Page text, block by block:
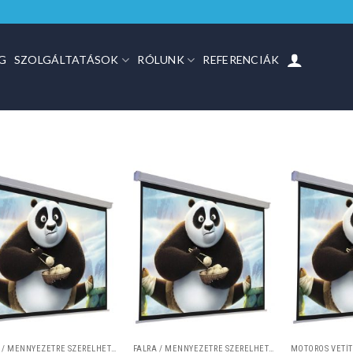
SZOLGÁLTATÁSOK RÓLUNK REFERENCIÁK
FALRA / MENNYEZETRE SZERELHETŐ VETÍTŐVÁSZNAK FALRA / MENNYEZETRE SZERELHETŐ VETÍTŐVÁSZNAK MOTOROS